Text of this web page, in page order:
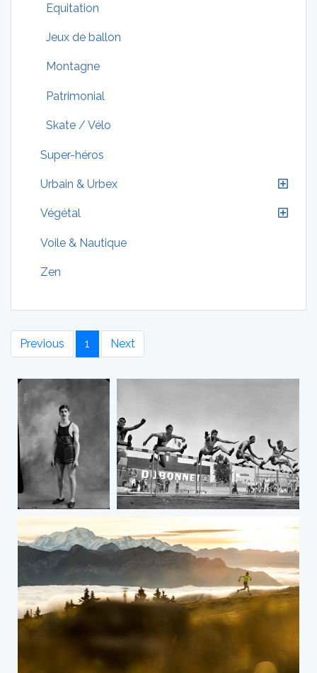
Equitation
Jeux de ballon
Montagne
Patrimonial
Skate / Vélo
Super-héros
Urbain & Urbex
Végétal
Voile & Nautique
Zen
Previous 1 Next